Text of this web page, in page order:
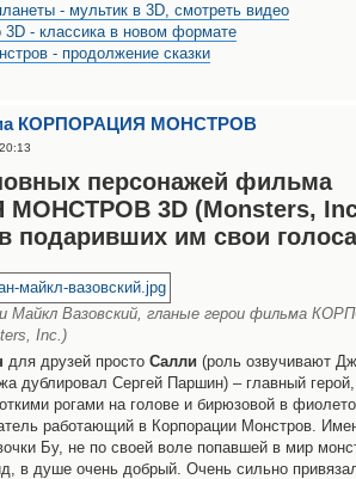
- мультик в 3D, смотреть видео
3D - классика в новом формате
- продолжение сказки
КОРПОРАЦИЯ МОНСТРОВ
персонажей фильма
3D (Monsters,
подаривших им свои голоса
Майкл Вазовский, гланые герои фильма
Inc.)
для друзей просто Салли (роль озвучивают
дублировал Сергей Паршин) – главный
рогами на голове и бирюзовой в
работающий в Корпорации Монстров.
Бу, не по своей воле попавшей в мир
в душе очень добрый. Очень сильно